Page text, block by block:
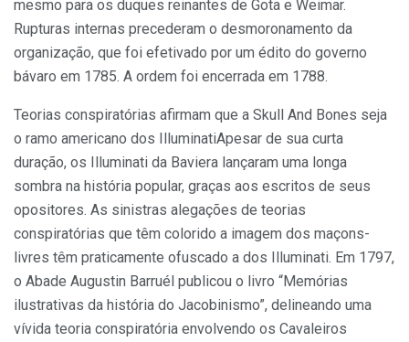
mesmo para os duques reinantes de Gota e Weimar.
Rupturas internas precederam o desmoronamento da
organização, que foi efetivado por um édito do governo
bávaro em 1785. A ordem foi encerrada em 1788.
Teorias conspiratórias afirmam que a Skull And Bones seja
o ramo americano dos IlluminatiApesar de sua curta
duração, os Illuminati da Baviera lançaram uma longa
sombra na história popular, graças aos escritos de seus
opositores. As sinistras alegações de teorias
conspiratórias que têm colorido a imagem dos maçons-
livres têm praticamente ofuscado a dos Illuminati. Em 1797,
o Abade Augustin Barruél publicou o livro “Memórias
ilustrativas da história do Jacobinismo”, delineando uma
vívida teoria conspiratória envolvendo os Cavaleiros